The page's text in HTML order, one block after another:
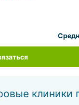
клиники